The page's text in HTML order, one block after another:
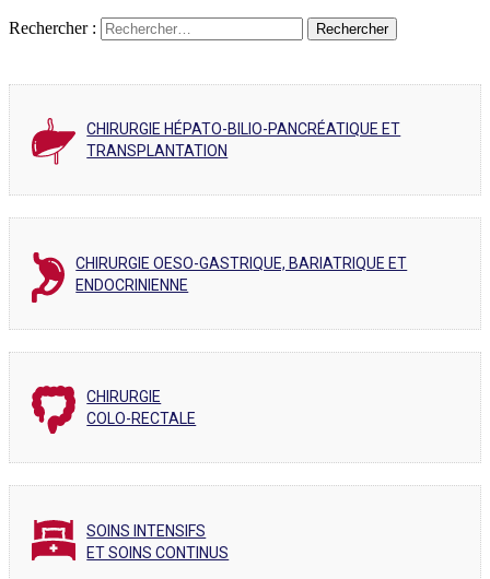
Rechercher :
CHIRURGIE HÉPATO-BILIO-PANCRÉATIQUE ET
TRANSPLANTATION
CHIRURGIE OESO-GASTRIQUE, BARIATRIQUE ET
ENDOCRINIENNE
CHIRURGIE
COLO-RECTALE
SOINS INTENSIFS
ET SOINS CONTINUS